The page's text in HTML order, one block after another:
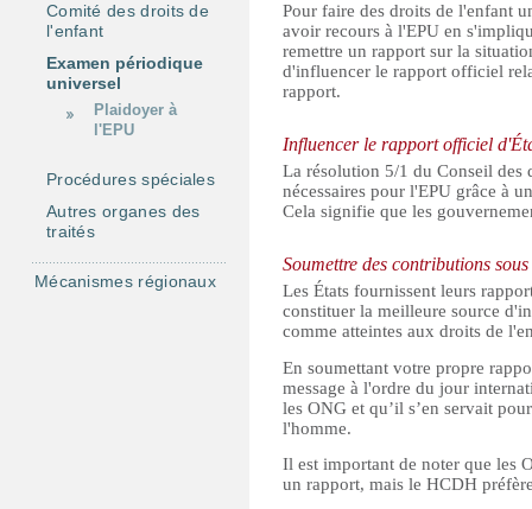
Pour faire des droits de l'enfant
avoir recours à l'EPU en
remettre un rapport sur la
d'influencer le rapport officiel
rapport.
Influencer le rapport officiel
La résolution 5/1 du Conseil des
nécessaires pour l'EPU grâce à
Cela signifie que les
Soumettre des contributions
Les États fournissent leurs
constituer la meilleure source
comme atteintes aux droits de
En soumettant votre propre
message à l'ordre du jour
les ONG et qu’il s’en servait
l'homme.
Il est important de noter que les
un rapport, mais le HCDH
Comité des droits de
l'enfant
Examen périodique
universel
Plaidoyer à
l'EPU
Procédures spéciales
Autres organes des
traités
Mécanismes régionaux